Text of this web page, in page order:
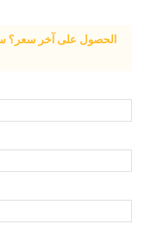
الحصول على آخر سعر؟